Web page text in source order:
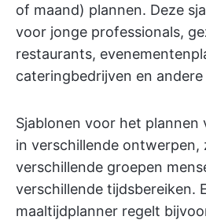
of maand) plannen. Deze
voor jonge professionals,
restaurants,
cateringbedrijven en
Sjablonen voor het plannen
in verschillende ontwerpen,
verschillende groepen
verschillende tijdsbereiken.
maaltijdplanner regelt